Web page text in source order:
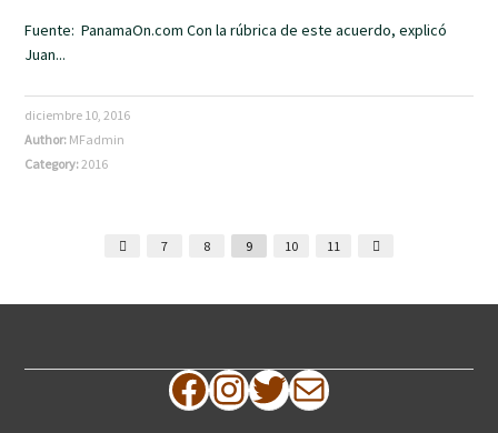
Fuente: PanamaOn.com Con la rúbrica de este acuerdo, explicó
Juan...
diciembre 10, 2016
Author: MFadmin
Category:2016
7 8 9 10 11
Facebook
Instagram
Twitter
Correo electrónico